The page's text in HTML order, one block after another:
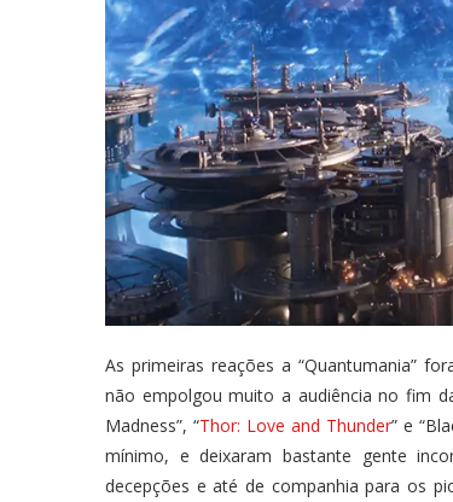
As primeiras reações a “Quantumania”
não empolgou muito a audiência no fim
Madness”, “Thor: Love and Thunder” e
mínimo, e deixaram bastante gente
decepções e até de companhia para os